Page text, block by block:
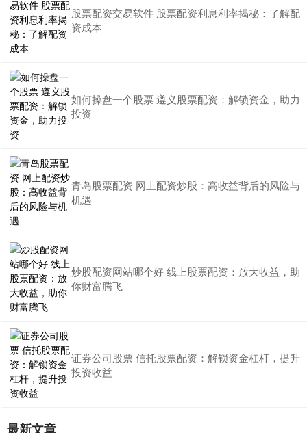
股票配资交易软件 股票配资利息利率揭秘：了解配
资成本
如何操盘一个股票 遵义股票配资：解锁资金，助力
投资
青岛股票配资 网上配资炒股：高收益背后的风险与
机遇
炒股配资网站哪个好 线上股票配资：放大收益，助
你财富腾飞
证券公司股票 信托股票配资：解锁资金杠杆，提升
投资收益
最新文章